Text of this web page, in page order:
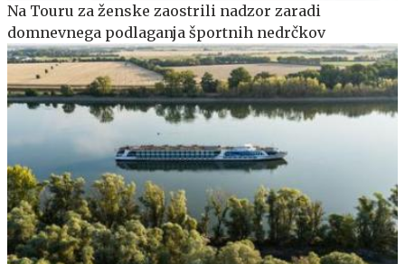
Na Touru za ženske zaostrili nadzor zaradi
domnevnega podlaganja športnih nedrčkov